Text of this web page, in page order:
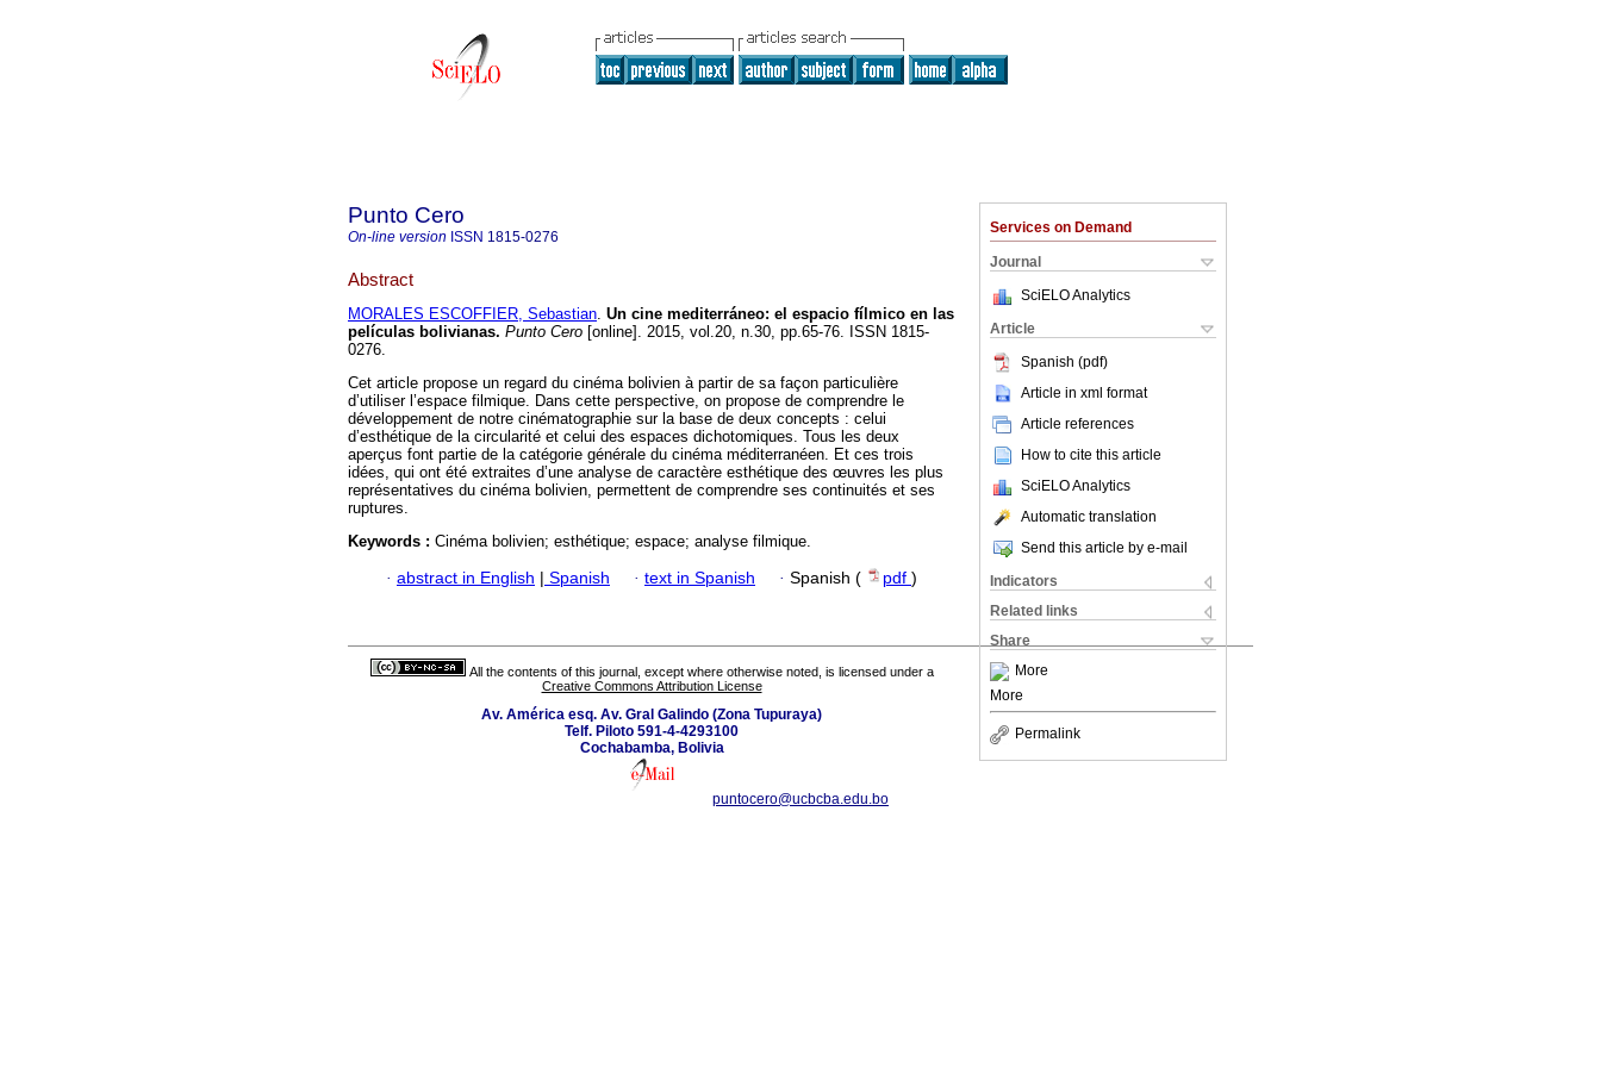
Services on Demand
Journal
SciELO Analytics
Article
Spanish (pdf)
Article in xml format
Article references
How to cite this article
SciELO Analytics
Automatic translation
Send this article by e-mail
Indicators
Related links
Share
More
More
Permalink
Punto Cero
On-line version ISSN 1815-0276
Abstract
MORALES ESCOFFIER, Sebastian. Un cine mediterráneo: el espacio fílmico en las
películas bolivianas. Punto Cero [online]. 2015, vol.20, n.30, pp.65-76. ISSN 1815-
0276.
Cet article propose un regard du cinéma bolivien à partir de sa façon particulière
d’utiliser l’espace filmique. Dans cette perspective, on propose de comprendre le
développement de notre cinématographie sur la base de deux concepts : celui
d’esthétique de la circularité et celui des espaces dichotomiques. Tous les deux
aperçus font partie de la catégorie générale du cinéma méditerranéen. Et ces trois
idées, qui ont été extraites d’une analyse de caractère esthétique des œuvres les plus
représentatives du cinéma bolivien, permettent de comprendre ses continuités et ses
ruptures.
Keywords : Cinéma bolivien; esthétique; espace; analyse filmique.
· abstract in English | Spanish · text in Spanish · Spanish ( pdf )
All the contents of this journal, except where otherwise noted, is licensed under a
Creative Commons Attribution License
Av. América esq. Av. Gral Galindo (Zona Tupuraya)
Telf. Piloto 591-4-4293100
Cochabamba, Bolivia
puntocero@ucbcba.edu.bo